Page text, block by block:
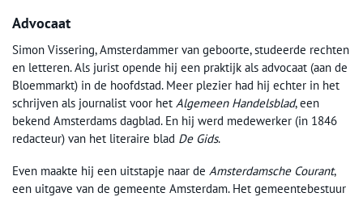
Advocaat
Simon Vissering, Amsterdammer van geboorte, studeerde rechten
en letteren. Als jurist opende hij een praktijk als advocaat (aan de
Bloemmarkt) in de hoofdstad. Meer plezier had hij echter in het
schrijven als journalist voor het Algemeen Handelsblad, een
bekend Amsterdams dagblad. En hij werd medewerker (in 1846
redacteur) van het literaire blad De Gids.
Even maakte hij een uitstapje naar de Amsterdamsche Courant,
een uitgave van de gemeente Amsterdam. Het gemeentebestuur